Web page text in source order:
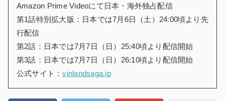
Amazon Prime Videoにて日本・海外独占配信
第1話特別拡大版：日本では7月6日（土）24:00頃より先
行配信
第2話：日本では7月7日（日）25:40頃より配信開始
第3話：日本では7月7日（日）26:10頃より配信開始
公式サイト：vinlandsaga.jp